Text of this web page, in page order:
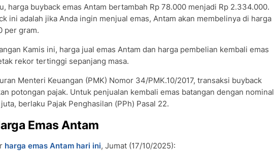
harga buyback emas Antam bertambah Rp 78.000 menjadi Rp 2.334.000.
ini adalah jika Anda ingin menjual emas, Antam akan membelinya di harga
per gram.
Kamis ini, harga jual emas Antam dan harga pembelian kembali emas
rekor tertinggi sepanjang masa.
Menteri Keuangan (PMK) Nomor 34/PMK.10/2017, transaksi buyback
potongan pajak. Untuk penjualan kembali emas batangan dengan nominal
berlaku Pajak Penghasilan (PPh) Pasal 22.
Emas Antam
harga emas Antam hari ini, Jumat (17/10/2025):